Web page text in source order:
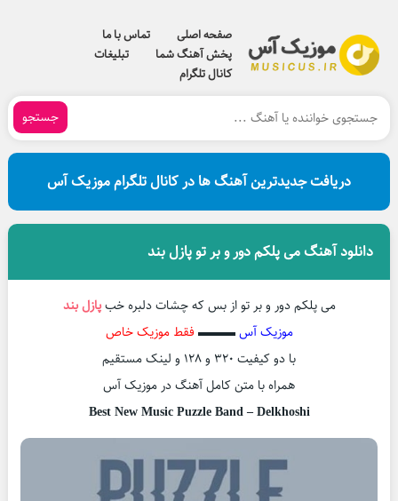
صفحه اصلی
تماس با ما
پخش آهنگ شما
تبلیغات
کانال تلگرام
جستجو
دریافت جدیدترین آهنگ ها در کانال تلگرام موزیک آس
دانلود آهنگ می پلکم دور و بر تو پازل بند
می پلکم دور و بر تو از بس که چشات دلبره خبپازل بند
موزیک آس▬▬▬ فقط موزیک خاص
با دو کیفیت ۳۲۰ و ۱۲۸ و لینک مستقیم
همراه با متن کامل آهنگ در موزیک آس
Best New Music Puzzle Band – Delkhoshi